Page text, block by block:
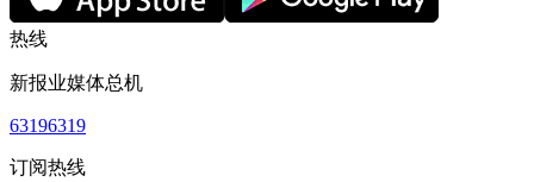
热线
新报业媒体总机
63196319
订阅热线